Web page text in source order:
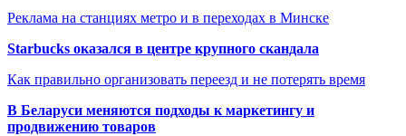
Реклама на станциях метро и в переходах в Минске
Starbucks оказался в центре крупного скандала
Как правильно организовать переезд и не потерять время
В Беларуси меняются подходы к маркетингу и
продвижению товаров